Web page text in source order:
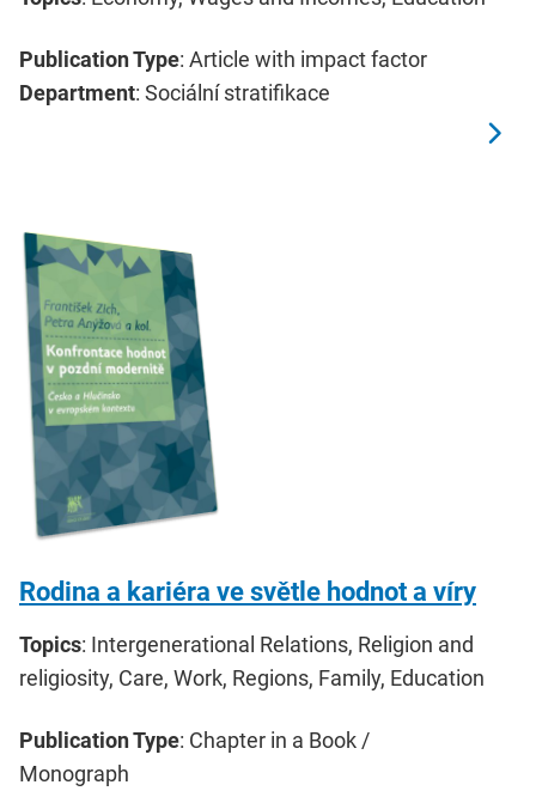
Publication Type: Article with impact factor
Department: Sociální stratifikace
Rodina a kariéra ve světle hodnot a víry
Topics: Intergenerational Relations, Religion and
religiosity, Care, Work, Regions, Family, Education
Publication Type: Chapter in a Book /
Monograph